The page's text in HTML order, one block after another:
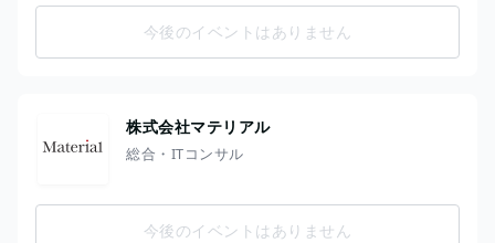
今後のイベントはありません
株式会社マテリアル
総合・ITコンサル
今後のイベントはありません